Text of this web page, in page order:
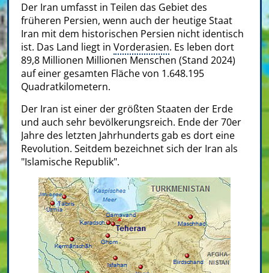
Der Iran umfasst in Teilen das Gebiet des
früheren Persien, wenn auch der heutige Staat
Iran mit dem historischen Persien nicht identisch
ist. Das Land liegt in Vorderasien. Es leben dort
89,8 Millionen Millionen Menschen (Stand 2024)
auf einer gesamten Fläche von 1.648.195
Quadratkilometern.
Der Iran ist einer der größten Staaten der Erde
und auch sehr bevölkerungsreich. Ende der 70er
Jahre des letzten Jahrhunderts gab es dort eine
Revolution. Seitdem bezeichnet sich der Iran als
"Islamische Republik".